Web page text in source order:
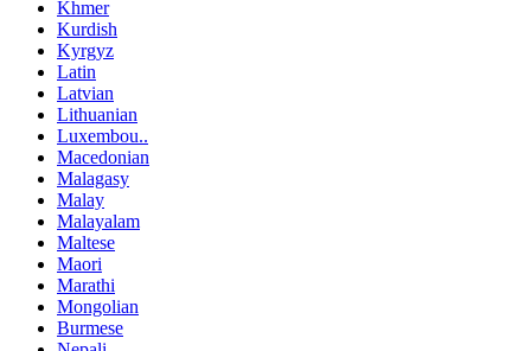
Khmer
Kurdish
Kyrgyz
Latin
Latvian
Lithuanian
Luxembou..
Macedonian
Malagasy
Malay
Malayalam
Maltese
Maori
Marathi
Mongolian
Burmese